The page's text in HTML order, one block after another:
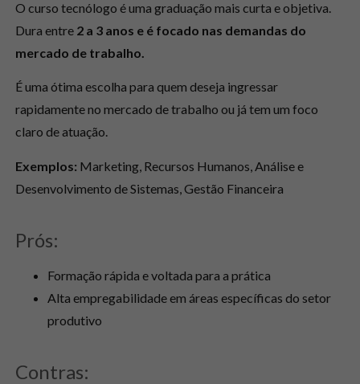
O curso tecnólogo é uma graduação mais curta e objetiva.
Dura entre2 a 3 anos e é focado nas demandas do
mercado de trabalho.
É uma ótima escolha para quem deseja ingressar
rapidamente no mercado de trabalho ou já tem um foco
claro de atuação.
Exemplos: Marketing, Recursos Humanos, Análise e
Desenvolvimento de Sistemas, Gestão Financeira
Prós:
Formação rápida e voltada para a prática
Alta empregabilidade em áreas específicas do setor
produtivo
Contras: